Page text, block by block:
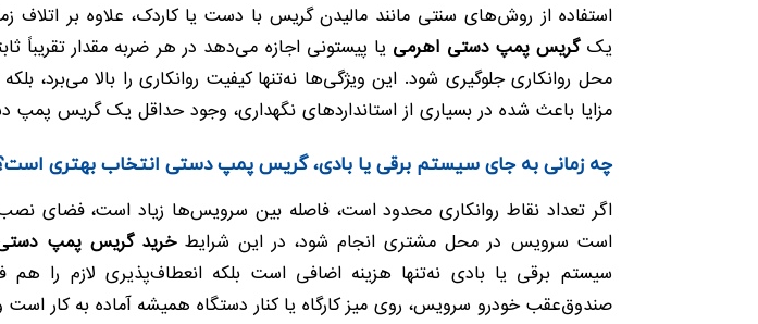
استفاده از روش‌های سنتی مانند مالیدن گریس با دست یا کاردک، علاوه بر اتلاف
یکگریس پمپ دستی اهرمی یا پیستونی اجازه می‌دهد در هر ضربه مقدار
محل روانکاری جلوگیری شود. این ویژگی‌ها نه‌تنها کیفیت روانکاری را بالا
مزایا باعث شده در بسیاری از استانداردهای نگهداری، وجود حداقل یک گریس
چه زمانی به جای سیستم برقی یا بادی، گریس پمپ دستی انتخاب بهتری
اگر تعداد نقاط روانکاری محدود است، فاصله بین سرویس‌ها زیاد است، فضای
است سرویس در محل مشتری انجام شود، در این شرایطخرید گریس پمپ
سیستم برقی یا بادی نه‌تنها هزینه اضافی است بلکه انعطاف‌پذیری لازم
صندوق‌عقب خودرو سرویس، روی میز کارگاه یا کنار دستگاه همیشه آماده به کار است